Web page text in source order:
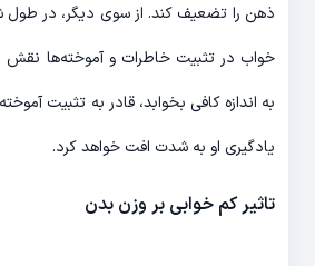
ذهن را تضعیف کند. از سوی دیگر، در
خواب در تثبیت خاطرات و آموخته‌ها نقش
به اندازه کافی بخوابد، قادر به تثبیت
یادگیری او به شدت افت خواهد کرد.
تاثیر کم خوابی بر وزن بدن